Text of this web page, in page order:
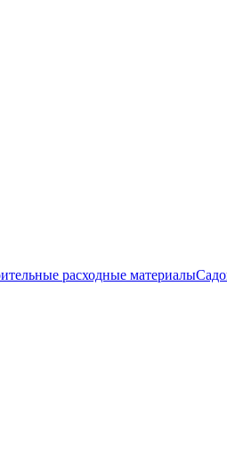
расходные материалы